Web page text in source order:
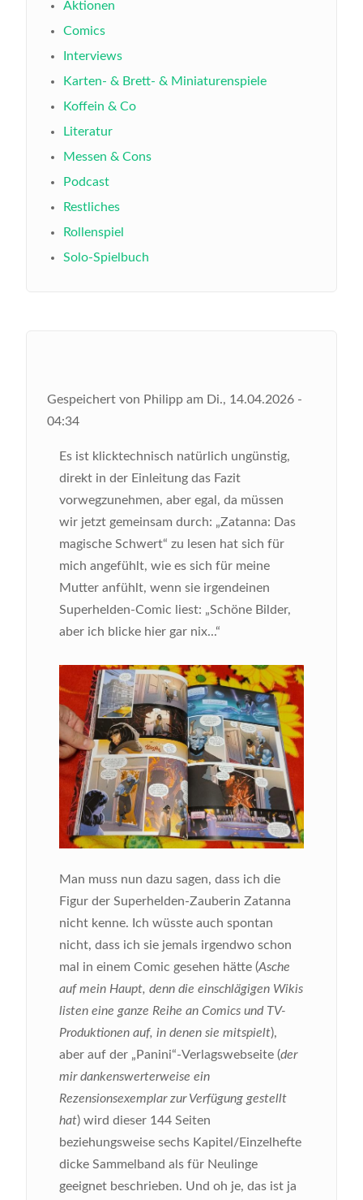
Aktionen
Comics
Interviews
Karten- & Brett- & Miniaturenspiele
Koffein & Co
Literatur
Messen & Cons
Podcast
Restliches
Rollenspiel
Solo-Spielbuch
Gespeichert von Philipp am Di., 14.04.2026 -
04:34
Es ist klicktechnisch natürlich ungünstig,
direkt in der Einleitung das Fazit
vorwegzunehmen, aber egal, da müssen
wir jetzt gemeinsam durch: „Zatanna: Das
magische Schwert“ zu lesen hat sich für
mich angefühlt, wie es sich für meine
Mutter anfühlt, wenn sie irgendeinen
Superhelden-Comic liest: „Schöne Bilder,
aber ich blicke hier gar nix...“
Man muss nun dazu sagen, dass ich die
Figur der Superhelden-Zauberin Zatanna
nicht kenne. Ich wüsste auch spontan
nicht, dass ich sie jemals irgendwo schon
mal in einem Comic gesehen hätte (Asche
auf mein Haupt, denn die einschlägigen Wikis
listen eine ganze Reihe an Comics und TV-
Produktionen auf, in denen sie mitspielt),
aber auf der „Panini“-Verlagswebseite (der
mir dankenswerterweise ein
Rezensionsexemplar zur Verfügung gestellt
hat) wird dieser 144 Seiten
beziehungsweise sechs Kapitel/Einzelhefte
dicke Sammelband als für Neulinge
geeignet beschrieben. Und oh je, das ist ja